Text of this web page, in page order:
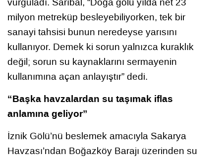
milyon metreküp besleyebiliyorken, tek bir
sanayi tahsisi bunun neredeyse yarısını
kullanıyor. Demek ki sorun yalnızca kuraklık
değil; sorun su kaynaklarını sermayenin
kullanımına açan anlayıştır” dedi.
“Başka havzalardan su taşımak iflas
anlamına geliyor”
İznik Gölü’nü beslemek amacıyla Sakarya
Havzası’ndan Boğazköy Barajı üzerinden su